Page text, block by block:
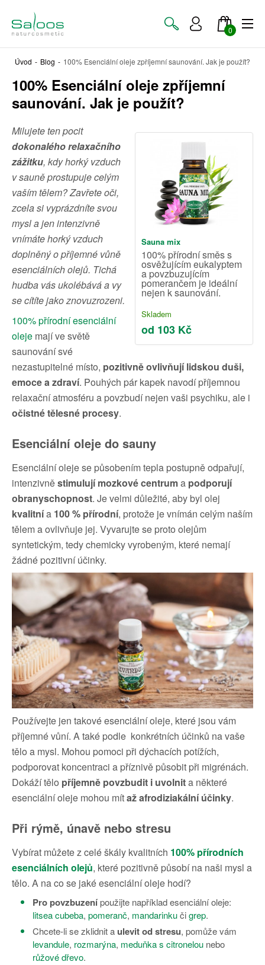
0
Úvod - Blog - 100% Esenciální oleje zpříjemní saunování. Jak je použít?
100% Esenciální oleje zpříjemní
saunování. Jak je použít?
Sauna mix
100% přírodní směs s
osvěžujícím eukalyptem
a povzbuzujícím
pomerančem je ideální
nejen k saunování.
Skladem
od 103 Kč
Milujete ten pocit
dokonalého relaxačního
zážitku, kdy horký vzduch
v sauně prostupuje celým
vaším tělem? Zavřete oči,
zcela si vyprázdníte svou
mysl a jen intenzivně
vnímáte horký vzduch
doplněný o příjemné vůně
esenciálních olejů. Tichá
hudba vás ukolébává a vy
se cítíte jako znovuzrozeni.
100% přírodní esenciální
oleje mají ve světě
saunování své
nezastupitelné místo, pozitivně ovlivňují lidskou duši,
emoce a zdraví. Pouhých pár kapek navodí příjemnou
relaxační atmosféru a povzbudí nejen vaši psychiku, ale i
očistné tělesné procesy.
Esenciální oleje do sauny
Esenciální oleje se působením tepla postupně odpařují,
intenzivněstimulují mozkové centruma podporují
obranyschopnost. Je velmi důležité, aby byl olej
kvalitnía 100 % přírodní, protože je vnímán celým naším
tělem a ovlivňuje jej. Vyvarujte se proto olejům
syntetickým, tedy chemicky vyrobeným, které nemají
žádné pozitivní účinky.
Používejte jen takové esenciální oleje, které jsou vám
příjemné vůní. A také podle konkrétních účinků na vaše
tělo a mysl. Mohou pomoci při dýchacích potížích,
podporovat koncentraci a příznivě působit při migrénách.
Dokáží tělo příjemně povzbudit i uvolnita některé
esenciální oleje mohou mítaž afrodiziakální účinky.
Při rýmě, únavě nebo stresu
Vybírat můžete z celé škály kvalitních 100% přírodních
esenciálních olejů, které pozitivně působí na naši mysl a
tělo. A na co se jaké esenciální oleje hodí?
Pro povzbuzenípoužijte například esenciální oleje:
litsea cubeba, pomeranč, mandarinkučigrep.
Chcete‐li se zklidnit aulevit od stresu, pomůže vám
levandule, rozmarýna, meduňka s citronelou nebo
růžové dřevo.